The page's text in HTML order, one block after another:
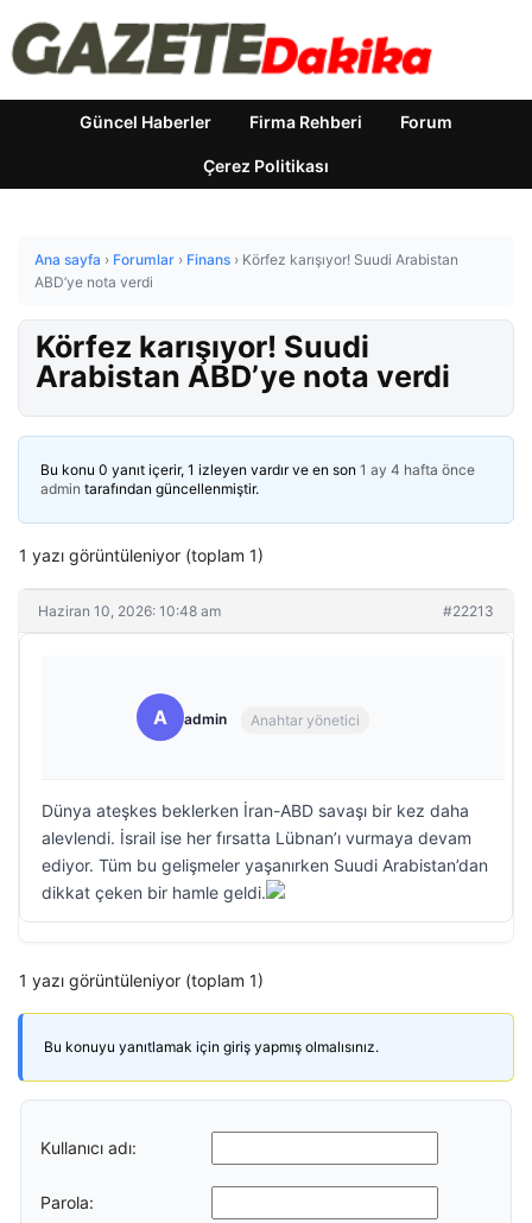
Güncel Haberler Firma Rehberi Forum
Çerez Politikası
Ana sayfa › Forumlar › Finans › Körfez karışıyor! Suudi Arabistan
ABD’ye nota verdi
Körfez karışıyor! Suudi
Arabistan ABD’ye nota verdi
Bu konu 0 yanıt içerir, 1 izleyen vardır ve en son 1 ay 4 hafta önce
admin tarafından güncellenmiştir.
1 yazı görüntüleniyor (toplam 1)
Haziran 10, 2026: 10:48 am #22213
A admin Anahtar yönetici
Dünya ateşkes beklerken İran-ABD savaşı bir kez daha
alevlendi. İsrail ise her fırsatta Lübnan’ı vurmaya devam
ediyor. Tüm bu gelişmeler yaşanırken Suudi Arabistan’dan
dikkat çeken bir hamle geldi.
1 yazı görüntüleniyor (toplam 1)
Bu konuyu yanıtlamak için giriş yapmış olmalısınız.
Kullanıcı adı:
Parola: